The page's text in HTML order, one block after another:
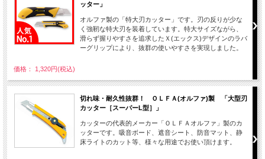
ッター」
オルファ製の「特大刃カッター」です。刃の反りが少な
く強靭な特大刃を装着しています。特大サイズながら、
滑らず握りやすさを追求したＸ(エックス)デザインのラバ
ーグリップにより、抜群の使いやすさを実現しました。
価格： 1,320円(税込)
切れ味・耐久性抜群！ ＯＬＦＡ(オルファ)製 「大型刃
カッター［スーパーL型］」
カッターの代表的メーカー「ＯＬＦＡオルファ」製のカ
ッターです。吸音ボード、遮音シート、防音マット、静
床ライトのカット等、様々な用途でお使い頂けます。